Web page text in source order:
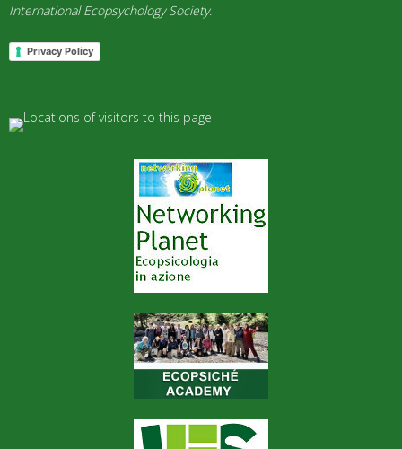
International Ecopsychology Society.
Privacy Policy